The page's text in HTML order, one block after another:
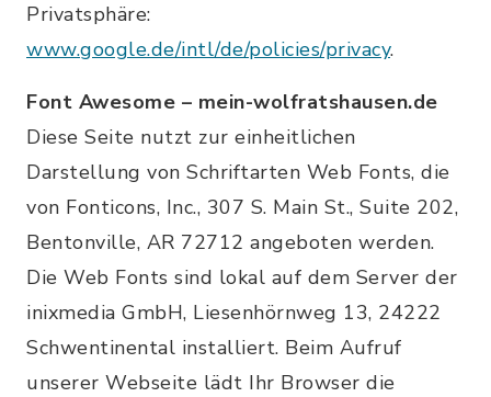
Privatsphäre:
www.google.de/intl/de/policies/privacy.
Font Awesome – mein-wolfratshausen.de
Diese Seite nutzt zur einheitlichen
Darstellung von Schriftarten Web Fonts, die
von Fonticons, Inc., 307 S. Main St., Suite 202,
Bentonville, AR 72712 angeboten werden.
Die Web Fonts sind lokal auf dem Server der
inixmedia GmbH, Liesenhörnweg 13, 24222
Schwentinental installiert. Beim Aufruf
unserer Webseite lädt Ihr Browser die